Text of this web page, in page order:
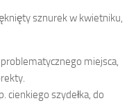
sznurek w kwietniku,
miejsca,
cienkiego szydełka, do